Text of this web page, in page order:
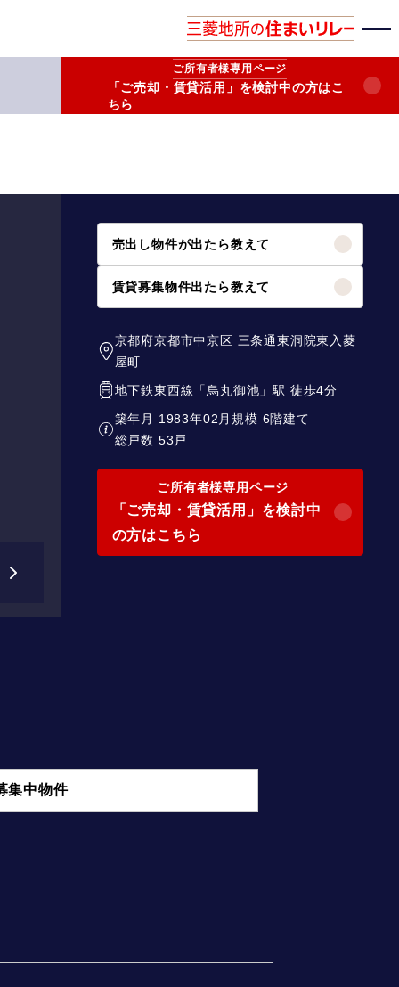
ご所有者様専用ページ
「ご売却・賃貸活用」を検討中の方はこ
ちら
売出し物件が出たら教えて
賃貸募集物件出たら教えて
京都府京都市中京区 三条通東洞院東入菱
屋町
地下鉄東西線 「 烏丸御池 」駅 徒歩4分
築年月 1983年02月規模 6階建て
総戸数 53戸
ご所有者様専用ページ
「ご売却・賃貸活用」を検討中
の方はこちら
集中物件